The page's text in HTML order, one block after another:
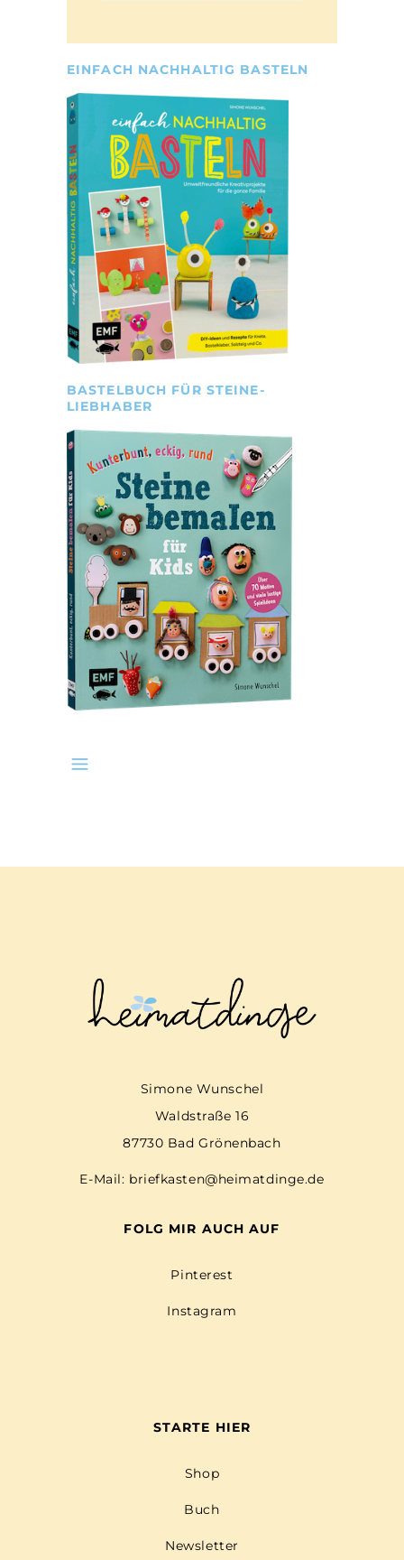
EINFACH NACHHALTIG BASTELN
BASTELBUCH FÜR STEINE-
LIEBHABER
Simone Wunschel
Waldstraße 16
87730 Bad Grönenbach
E-Mail: briefkasten@heimatdinge.de
FOLG MIR AUCH AUF
Pinterest
Instagram
STARTE HIER
Shop
Buch
Newsletter